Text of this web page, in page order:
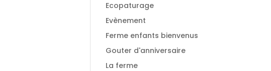
Ecopaturage
Evènement
Ferme enfants bienvenus
Gouter d'anniversaire
La ferme